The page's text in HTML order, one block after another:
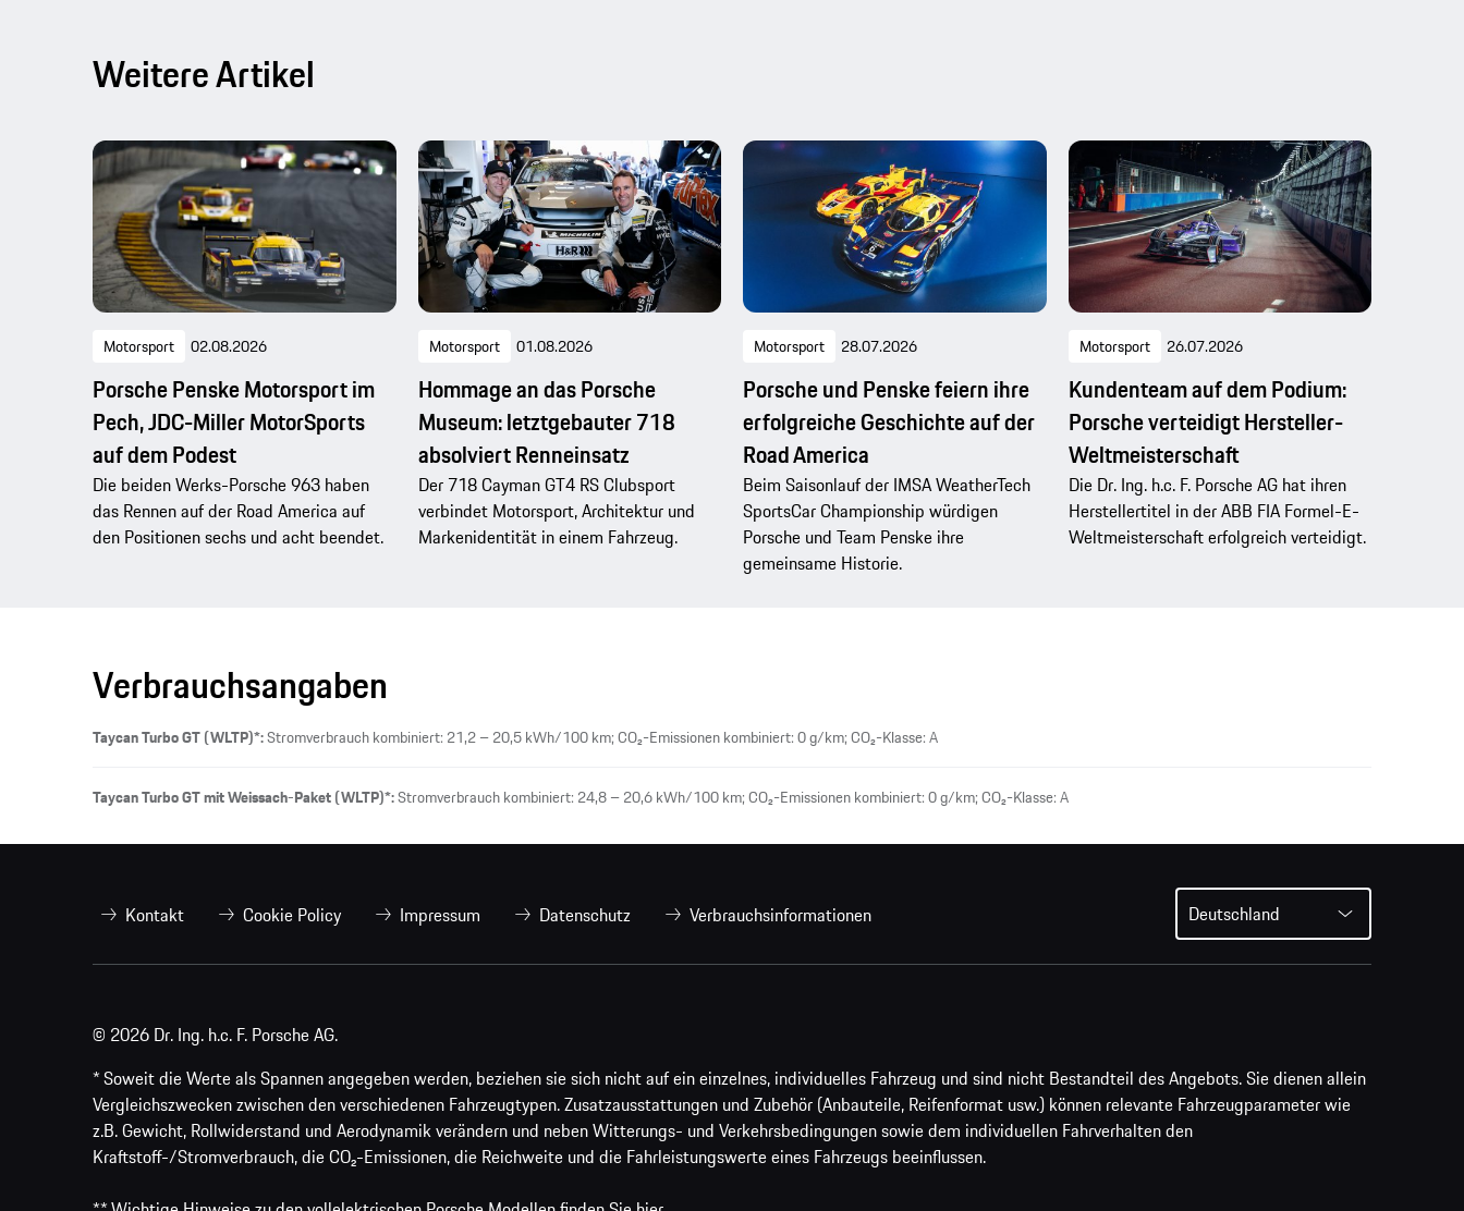
Weitere Artikel
Motorsport 02.08.2026
Porsche Penske Motorsport im
Pech, JDC-Miller MotorSports
auf dem Podest
Die beiden Werks-Porsche 963 haben
das Rennen auf der Road America auf
den Positionen sechs und acht beendet.
Motorsport 01.08.2026
Hommage an das Porsche
Museum: letztgebauter 718
absolviert Renneinsatz
Der 718 Cayman GT4 RS Clubsport
verbindet Motorsport, Architektur und
Markenidentität in einem Fahrzeug.
Motorsport 28.07.2026
Porsche und Penske feiern ihre
erfolgreiche Geschichte auf der
Road America
Beim Saisonlauf der IMSA WeatherTech
SportsCar Championship würdigen
Porsche und Team Penske ihre
gemeinsame Historie.
Motorsport 26.07.2026
Kundenteam auf dem Podium:
Porsche verteidigt Hersteller-
Weltmeisterschaft
Die Dr. Ing. h.c. F. Porsche AG hat ihren
Herstellertitel in der ABB FIA Formel-E-
Weltmeisterschaft erfolgreich verteidigt.
Verbrauchsangaben
Taycan Turbo GT (WLTP)*:Stromverbrauch kombiniert: 21,2 – 20,5 kWh/100 km; CO₂-Emissionen kombiniert: 0 g/km; CO₂-Klasse: A
Taycan Turbo GT mit Weissach-Paket (WLTP)*:Stromverbrauch kombiniert: 24,8 – 20,6 kWh/100 km; CO₂-Emissionen kombiniert: 0 g/km; CO₂-Klasse: A
Kontakt Cookie Policy Impressum Datenschutz Verbrauchsinformationen Deutschland
© 2026 Dr. Ing. h.c. F. Porsche AG.
* Soweit die Werte als Spannen angegeben werden, beziehen sie sich nicht auf ein einzelnes, individuelles Fahrzeug und sind nicht Bestandteil des Angebots. Sie dienen allein
Vergleichszwecken zwischen den verschiedenen Fahrzeugtypen. Zusatzausstattungen und Zubehör (Anbauteile, Reifenformat usw.) können relevante Fahrzeugparameter wie
z.B. Gewicht, Rollwiderstand und Aerodynamik verändern und neben Witterungs- und Verkehrsbedingungen sowie dem individuellen Fahrverhalten den
Kraftstoff-/Stromverbrauch, die CO₂-Emissionen, die Reichweite und die Fahrleistungswerte eines Fahrzeugs beeinflussen.